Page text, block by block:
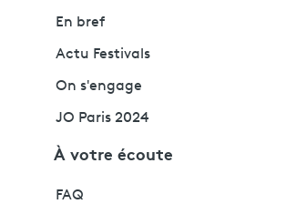
En bref
Actu Festivals
On s'engage
JO Paris 2024
À votre écoute
FAQ